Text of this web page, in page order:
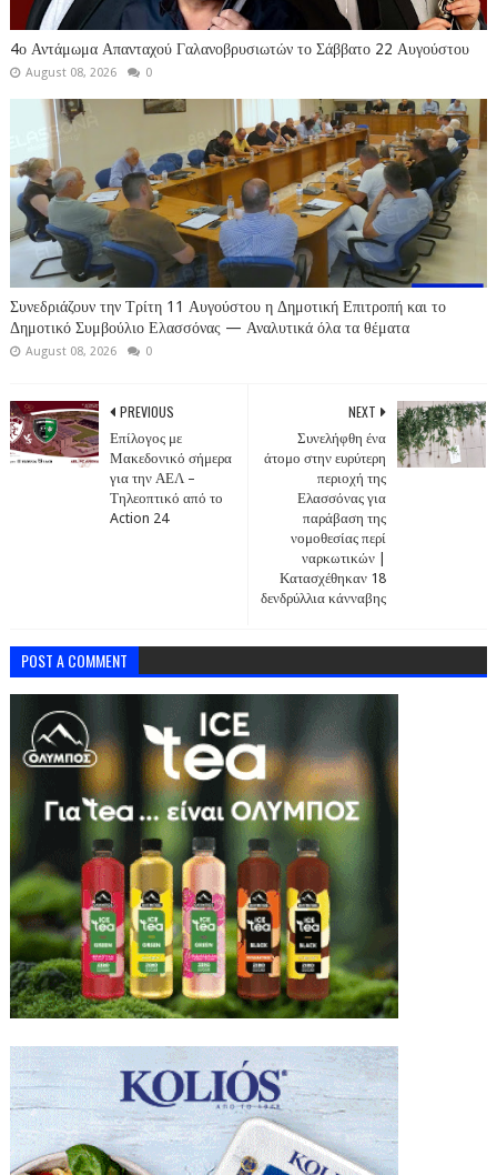
4ο Αντάμωμα Απανταχού Γαλανοβρυσιωτών το Σάββατο 22 Αυγούστου
August 08, 2026 0
Συνεδριάζουν την Τρίτη 11 Αυγούστου η Δημοτική Επιτροπή και το
Δημοτικό Συμβούλιο Ελασσόνας — Αναλυτικά όλα τα θέματα
August 08, 2026 0
NEXT
Συνελήφθη ένα
άτομο στην ευρύτερη
περιοχή της
Ελασσόνας για
παράβαση της
νομοθεσίας περί
ναρκωτικών |
Κατασχέθηκαν 18
δενδρύλλια κάνναβης
PREVIOUS
Επίλογος με
Μακεδονικό σήμερα
για την ΑΕΛ –
Τηλεοπτικό από το
Action 24
POST A COMMENT